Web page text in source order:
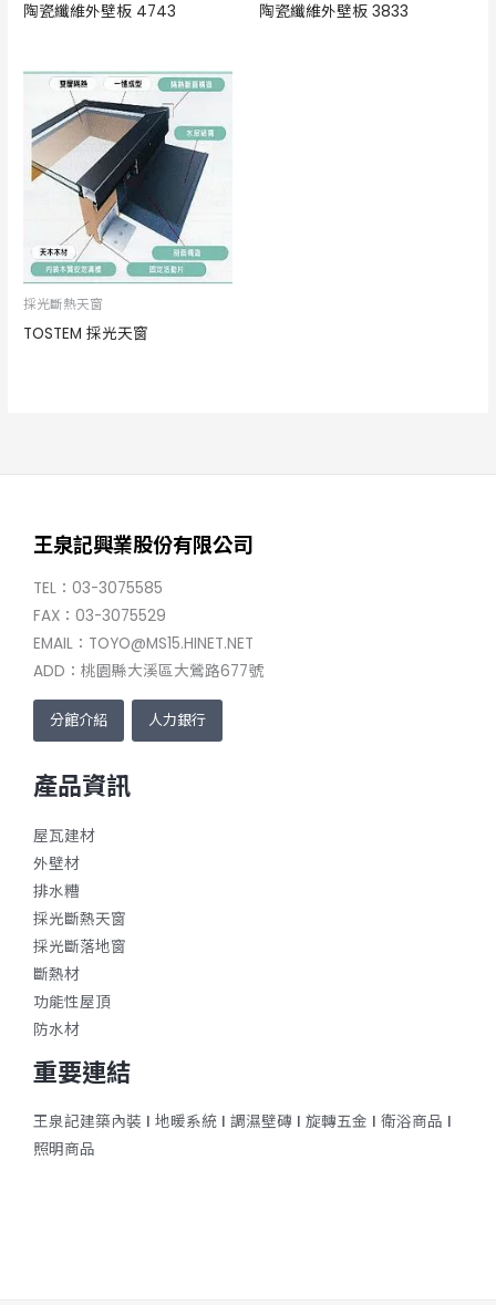
陶瓷纖維外壁板 4743 陶瓷纖維外壁板 3833
採光斷熱天窗
TOSTEM 採光天窗
王泉記興業股份有限公司
TEL：03-3075585
FAX：03-3075529
EMAIL：TOYO@MS15.HINET.NET
ADD：桃園縣大溪區大鶯路677號
分館介紹 人力銀行
產品資訊
屋瓦建材
外壁材
排水糟
採光斷熱天窗
採光斷落地窗
斷熱材
功能性屋頂
防水材
重要連結
王泉記建築內裝 ǀ 地暖系統 ǀ 調濕壁磚 ǀ 旋轉五金 ǀ 衛浴商品 ǀ
照明商品